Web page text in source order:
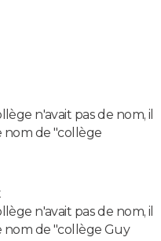
n'avait pas de nom, il
nom de "collège
n'avait pas de nom, il
nom de "collège Guy